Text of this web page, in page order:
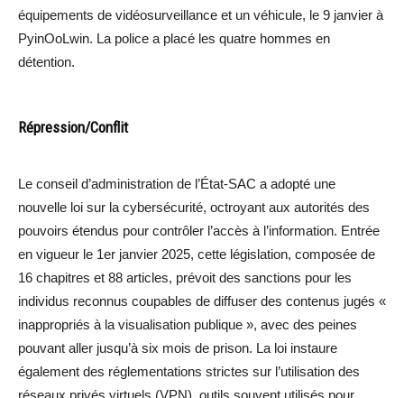
équipements de vidéosurveillance et un véhicule, le 9 janvier à
PyinOoLwin. La police a placé les quatre hommes en
détention.
Répression/Conflit
Le conseil d’administration de l’État-SAC a adopté une
nouvelle loi sur la cybersécurité, octroyant aux autorités des
pouvoirs étendus pour contrôler l’accès à l’information. Entrée
en vigueur le 1er janvier 2025, cette législation, composée de
16 chapitres et 88 articles, prévoit des sanctions pour les
individus reconnus coupables de diffuser des contenus jugés «
inappropriés à la visualisation publique », avec des peines
pouvant aller jusqu’à six mois de prison. La loi instaure
également des réglementations strictes sur l’utilisation des
réseaux privés virtuels (VPN), outils souvent utilisés pour